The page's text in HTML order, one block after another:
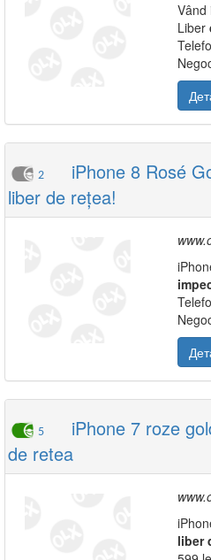
Vând
Liber
2
iPhone 8 Rosé
liber de rețea!
5
iPhone 7 roze
de retea
liber